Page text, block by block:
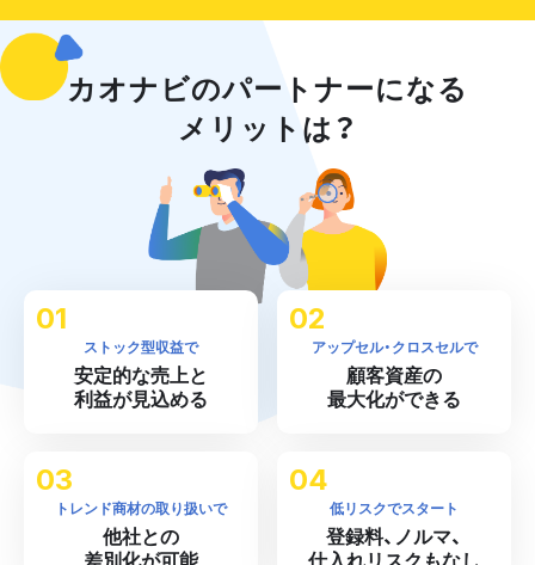
カオナビのパートナーになる
メリットは？
ストック型収益で
安定的な売上と
利益が見込める
アップセル・クロスセルで
顧客資産の
最大化ができる
トレンド商材の取り扱いで
他社との
低リスクでスタート
登録料、ノルマ、